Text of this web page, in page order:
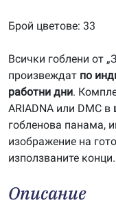
Брой цветове: 33
Всички гоблени от
произвеждат по
работни дни.
ARIADNA или DMC в
гобленова панама,
изображение на
използваните конци.
Описание